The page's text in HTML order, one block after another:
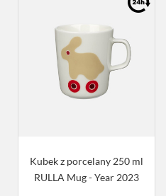
Kubek z porcelany 250 ml
RULLA Mug - Year 2023